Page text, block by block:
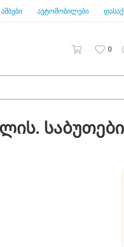
ავტომობილები
0